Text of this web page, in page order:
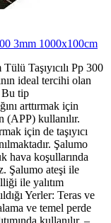
3mm 1000x100cm
Taşıyıcılı Pp 300
ideal tercihi olan
Bu tip
arttırmak için
kullanılır.
için de taşıyıcı
Şalumo
hava koşullarında
Şalumo ateşi ile
ile yalıtım
Yerler: Teras ve
ve temel perde